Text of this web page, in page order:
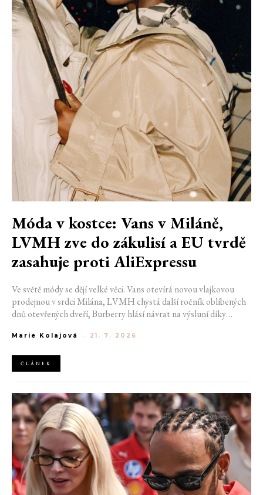
Móda v kostce: Vans v Miláně,
LVMH zve do zákulisí a EU tvrdě
zasahuje proti AliExpressu
Ve světě módy se dějí velké věci. Vans otevírá novou vlajkovou
prodejnou v srdci Milána, LVMH chystá další ročník oblíbených
dnů otevřených dveří, Burberry hlásí návrat na výsluní díky
AliExpress.
Marie Kolajová - 21. 7. 2026
ČLÁNEK